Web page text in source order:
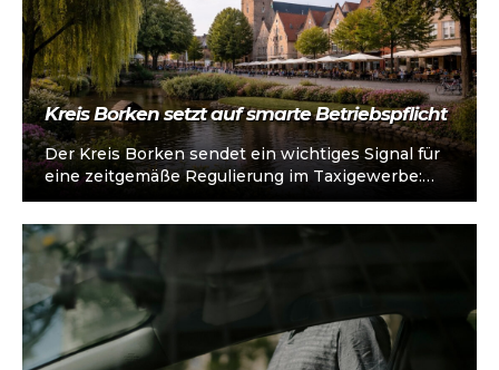
Kreis Borken setzt auf smarte Betriebspflicht
Der Kreis Borken sendet ein wichtiges Signal für
eine zeitgemäße Regulierung im Taxigewerbe:
Zum 1. Februar 2026 tritt eine geänderte…